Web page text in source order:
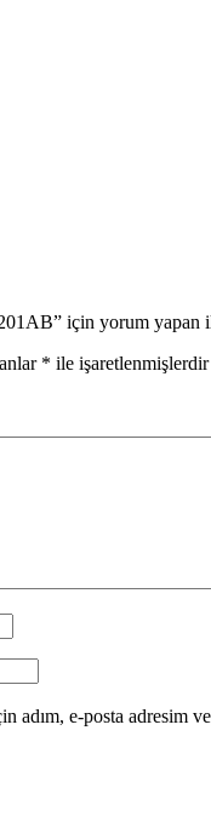
için yorum yapan
* ile işaretlenmişlerdir
adım, e-posta adresim